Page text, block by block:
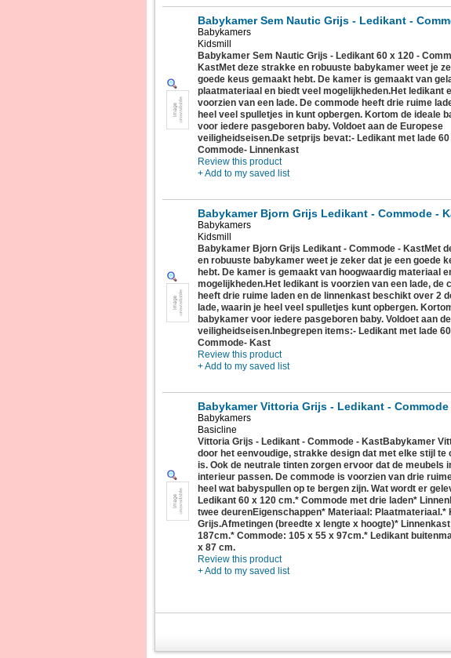
Babykamer Sem Nautic Grijs - Ledikant -
Babykamers
Kidsmill
Babykamer Sem Nautic Grijs - Ledikant 60 x 120 -
KastMet deze strakke en robuuste babykamer weet je
goede keus gemaakt hebt. De kamer is gemaakt van
plaatmateriaal en biedt veel mogelijkheden.Het ledikant
voorzien van een lade. De commode heeft drie ruime
heel veel spulletjes in kunt opbergen. Kortom de ideale
voor iedere pasgeboren baby. Voldoet aan de Europese
veiligheidseisen.De setprijs bevat:- Ledikant met lade
Commode- Linnenkast
Review this product
+ Add to my saved list
Babykamer Bjorn Grijs Ledikant - Commode -
Babykamers
Kidsmill
Babykamer Bjorn Grijs Ledikant - Commode - KastMet
en robuuste babykamer weet je zeker dat je een goede
hebt. De kamer is gemaakt van hoogwaardig materiaal
mogelijkheden.Het ledikant is voorzien van een lade, de
heeft drie ruime laden en de linnenkast beschikt over 2
lade, waarin je heel veel spulletjes kunt opbergen.
babykamer voor iedere pasgeboren baby. Voldoet aan
veiligheidseisen.Inbegrepen items:- Ledikant met lade
Commode- Kast
Review this product
+ Add to my saved list
Babykamer Vittoria Grijs - Ledikant -
Babykamers
Basicline
Vittoria Grijs - Ledikant - Commode - KastBabykamer
door het eenvoudige, strakke design dat met elke stijl te
is. Ook de neutrale tinten zorgen ervoor dat de meubels
interieur passen. De commode is voorzien van drie
heel wat babyspullen op te bergen zijn. Wat wordt er
Ledikant 60 x 120 cm.* Commode met drie laden*
twee deurenEigenschappen* Materiaal: Plaatmateriaal.*
Grijs.Afmetingen (breedte x lengte x hoogte)*
187cm.* Commode: 105 x 55 x 97cm.* Ledikant
x 87 cm.
Review this product
+ Add to my saved list